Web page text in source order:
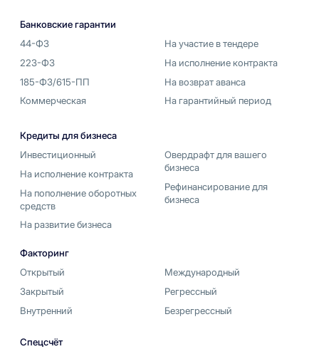
Банковские гарантии
44-ФЗ
223-ФЗ
185-ФЗ/615-ПП
Коммерческая
На участие в тендере
На исполнение контракта
На возврат аванса
На гарантийный период
Кредиты для бизнеса
Инвестиционный
На исполнение контракта
На пополнение оборотных
средств
На развитие бизнеса
Овердрафт для вашего
бизнеса
Рефинансирование для
бизнеса
Факторинг
Открытый
Закрытый
Внутренний
Международный
Регрессный
Безрегрессный
Спецсчёт